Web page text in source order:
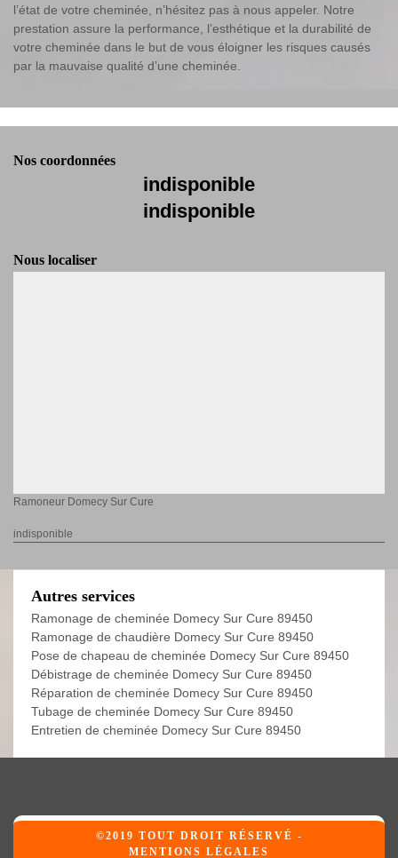
l’état de votre cheminée, n’hésitez pas à nous appeler. Notre
prestation assure la performance, l’esthétique et la durabilité de
votre cheminée dans le but de vous éloigner les risques causés
par la mauvaise qualité d’une cheminée.
Nos coordonnées
indisponible
indisponible
Nous localiser
Ramoneur Domecy Sur Cure
indisponible
Autres services
Ramonage de cheminée Domecy Sur Cure 89450
Ramonage de chaudière Domecy Sur Cure 89450
Pose de chapeau de cheminée Domecy Sur Cure 89450
Débistrage de cheminée Domecy Sur Cure 89450
Réparation de cheminée Domecy Sur Cure 89450
Tubage de cheminée Domecy Sur Cure 89450
Entretien de cheminée Domecy Sur Cure 89450
©2019 TOUT DROIT RÉSERVÉ -
MENTIONS LÉGALES